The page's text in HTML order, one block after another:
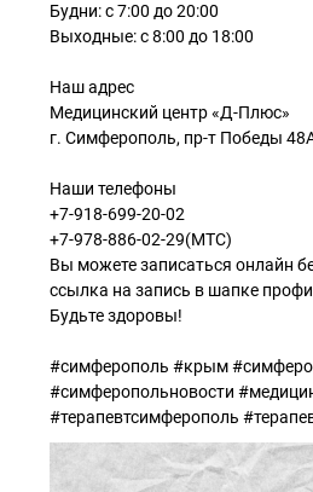
Будни: с 7:00 до 20:00
Выходные: с 8:00 до 18:00
Наш адрес
Медицинский центр «Д-Плюс»
г. Симферополь, пр-т Победы
Наши телефоны
+7-918-699-20-02
+7-978-886-02-29(МТС)
Вы можете записаться онлайн
ссылка на запись в шапке
Будьте здоровы!
#симферополь #крым
#симферопольновости
#терапевтсимферополь